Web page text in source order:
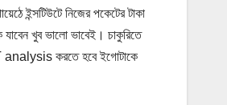
ইন্সটিউটে নিজের পকেটের টাকা
যাবেন খুব ভালো ভাবেই। চাকুরিতে
analysis করতে হবে ইগোটাকে